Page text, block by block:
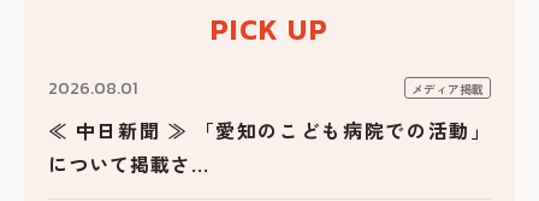
PICK UP
2026.08.01 メディア掲載
≪ 中日新聞 ≫ 「愛知のこども病院での活動」
について掲載さ...